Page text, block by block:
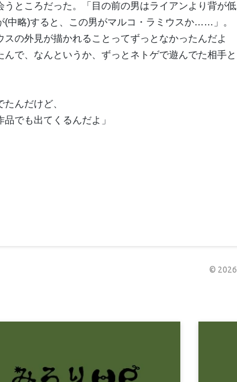
ところだった。「目の前の男はライアンより背が低
(中略)すると、この男がマルコ・ラミウスか……」。
の外見が描かれることってずっとなかったんだよ
で、なんというか、ずっとネトゲで遊んでた相手と
んだけど、
でも出てくるんだよ」
© 2026